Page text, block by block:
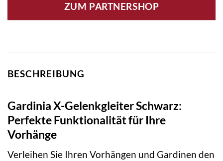
ZUM PARTNERSHOP
BESCHREIBUNG
Gardinia X-Gelenkgleiter Schwarz:
Perfekte Funktionalität für Ihre
Vorhänge
Verleihen Sie Ihren Vorhängen und Gardinen den